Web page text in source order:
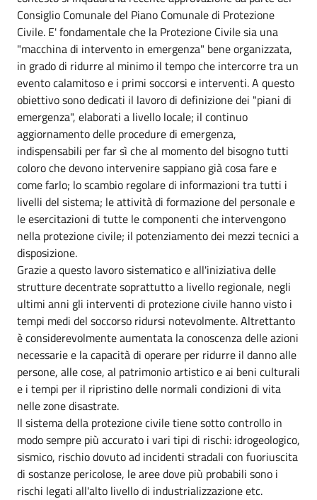
Consiglio Comunale del Piano Comunale di Protezione
Civile. E' fondamentale che la Protezione Civile sia una
"macchina di intervento in emergenza" bene organizzata,
in grado di ridurre al minimo il tempo che intercorre tra un
evento calamitoso e i primi soccorsi e interventi. A questo
obiettivo sono dedicati il lavoro di definizione dei "piani di
emergenza", elaborati a livello locale; il continuo
aggiornamento delle procedure di emergenza,
indispensabili per far sì che al momento del bisogno tutti
coloro che devono intervenire sappiano già cosa fare e
come farlo; lo scambio regolare di informazioni tra tutti i
livelli del sistema; le attività di formazione del personale e
le esercitazioni di tutte le componenti che intervengono
nella protezione civile; il potenziamento dei mezzi tecnici a
disposizione.
Grazie a questo lavoro sistematico e all'iniziativa delle
strutture decentrate soprattutto a livello regionale, negli
ultimi anni gli interventi di protezione civile hanno visto i
tempi medi del soccorso ridursi notevolmente. Altrettanto
è considerevolmente aumentata la conoscenza delle azioni
necessarie e la capacità di operare per ridurre il danno alle
persone, alle cose, al patrimonio artistico e ai beni culturali
e i tempi per il ripristino delle normali condizioni di vita
nelle zone disastrate.
Il sistema della protezione civile tiene sotto controllo in
modo sempre più accurato i vari tipi di rischi: idrogeologico,
sismico, rischio dovuto ad incidenti stradali con fuoriuscita
di sostanze pericolose, le aree dove più probabili sono i
rischi legati all'alto livello di industrializzazione etc.